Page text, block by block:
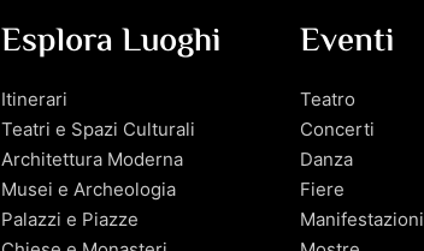
Esplora Luoghi
Itinerari
Teatri e Spazi Culturali
Architettura Moderna
Musei e Archeologia
Palazzi e Piazze
Eventi
Teatro
Concerti
Danza
Fiere
Manifestazioni